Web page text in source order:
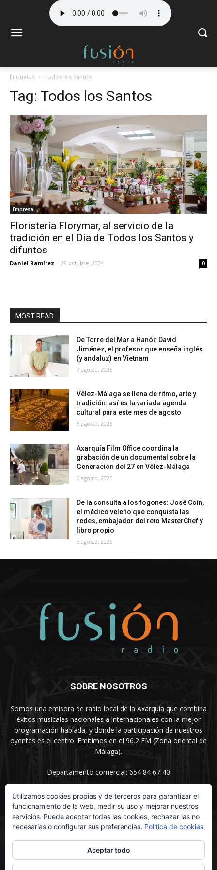
Etiquetas Todos los Santos
Tag: Todos los Santos
Empresa
Floristería Florymar, al servicio de la
tradición en el Día de Todos los Santos y
difuntos
Daniel Ramírez - 29 octubre, 2024 0
MOST READ
De Torre del Mar a Hanói: David
Jiménez, el profesor que enseña inglés
(y andaluz) en Vietnam
7 agosto, 2026
Vélez-Málaga se llena de ritmo, arte y
tradición: así es la variada agenda
cultural para este mes de agosto
6 agosto, 2026
Axarquía Film Office coordina la
grabación de un documental sobre la
Generación del 27 en Vélez-Málaga
6 agosto, 2026
De la consulta a los fogones: José Coín,
el médico veleño que conquista las
redes, embajador del reto MasterChef y
libro propio
5 agosto, 2026
SOBRE NOSOTROS
Somos una emisora de radio local de la Axarquía que combina
éxitos musicales nacionales a internacionales con la mejor
programación hablada, y donde la participación de nuestros
oyentes es el centro. Emitimos en el 96.2 FM (Zona oriental de
Málaga).
Departamento comercial: 654 84 67 40
SÍGUENOS
Utilizamos cookies propias y de terceros para garantizar el
funcionamiento de la web, medir su uso y mejorar nuestros
servicios. Puede aceptar todas las cookies, rechazar las no
necesarias o configurar sus preferencias. Política de cookies
Aceptar todo